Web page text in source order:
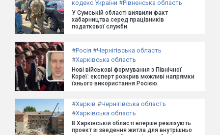
кодекс України #Рівненська область
У Сумській області виявили факт
хабарництва серед працівників
податкової служби.
#Росія #Чернігівська область
#Харківська область
Нові військові формування з Північної
Кореї: експерт розкрив можливі напрямки
їхнього використання Росією.
#Харків #Чернігівська область
#Харківська область
В Харківській області вперше реалізують
проект зі зведення житла для внутрішньо